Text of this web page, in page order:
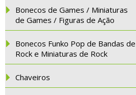
Bonecos de Games / Miniaturas
de Games / Figuras de Ação
Bonecos Funko Pop de Bandas de
Rock e Miniaturas de Rock
Chaveiros